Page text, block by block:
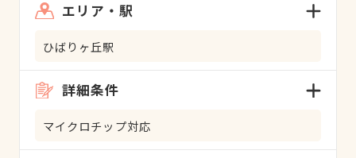
エリア・駅
ひばりヶ丘駅
詳細条件
マイクロチップ対応